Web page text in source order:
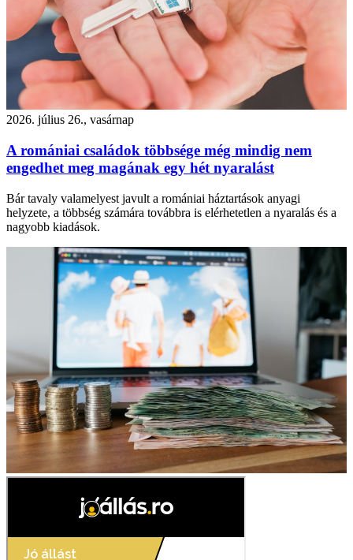
2026. július 26., vasárnap
A romániai családok többsége még mindig nem
engedhet meg magának egy hét nyaralást
Bár tavaly valamelyest javult a romániai háztartások anyagi
helyzete, a többség számára továbbra is elérhetetlen a nyaralás és a
nagyobb kiadások.